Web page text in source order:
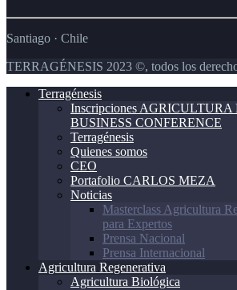
Santiago · Chile
TERRAGÉNESIS 2023 ©, todos los
Terragénesis
Inscripciones
BUSINESS CONFERENCE
Terragénesis
Quienes somos
CEO
Portafolio CARLOS MEZA
Noticias
Masterclass Agricultura
para Expertos
Prensa Nacional
Prensa Internacional
Agricultura Regenerativa
Agricultura Biológica